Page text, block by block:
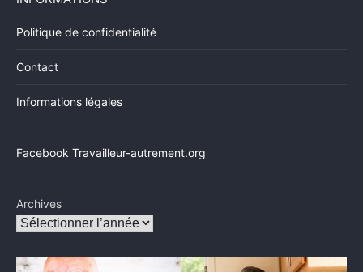
Politique de confidentialité
Contact
Informations légales
Facebook Travailleur-autrement.org
Archives